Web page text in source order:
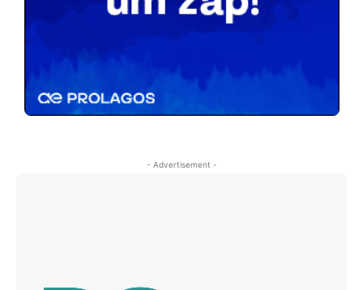
- Advertisement -